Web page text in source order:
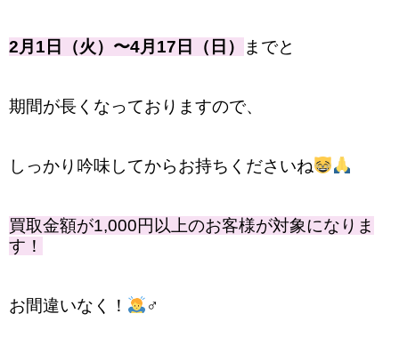
2月1日（火）〜4月17日（日） までと
期間が長くなっておりますので、
しっかり吟味してからお持ちくださいね
買取金額が1,000円以上のお客様が対象になりま
す！
お間違いなく！ ‍♂️